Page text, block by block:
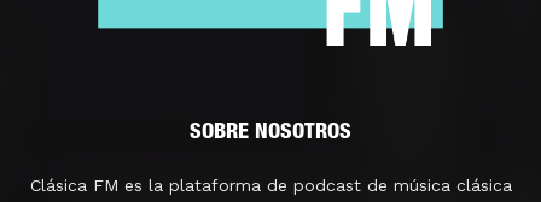
SOBRE NOSOTROS
Clásica FM es la plataforma de podcast de música clásica